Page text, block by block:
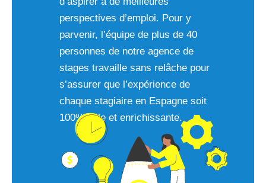
perspectives d’emploi. Pour y
parvenir, l’équipe de plus de 40
personnes de notre agence de
stages travaille sans relâche pour
s’assurer que l’expérience de
chaque stagiaire en Espagne soit
100% utile et enrichissante.